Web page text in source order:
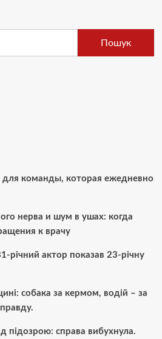
Пошук
команды, которая ежедневно
нерва и шум в ушах: когда
к врачу
річний актор показав 23-річну
собака за кермом, водій – за
підозрою: справа вибухнула.